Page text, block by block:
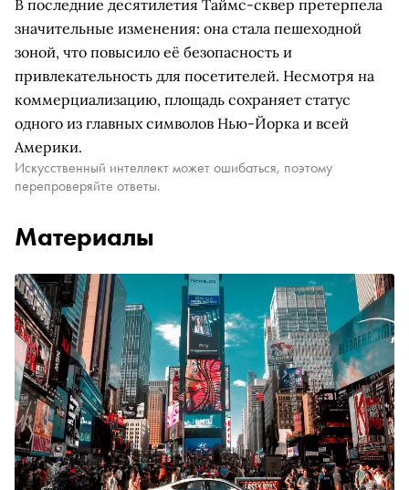
В последние десятилетия Таймс-сквер претерпела
значительные изменения: она стала пешеходной
зоной, что повысило её безопасность и
привлекательность для посетителей. Несмотря на
коммерциализацию, площадь сохраняет статус
одного из главных символов Нью-Йорка и всей
Америки.
Искусственный интеллект может ошибаться, поэтому
перепроверяйте ответы.
Материалы